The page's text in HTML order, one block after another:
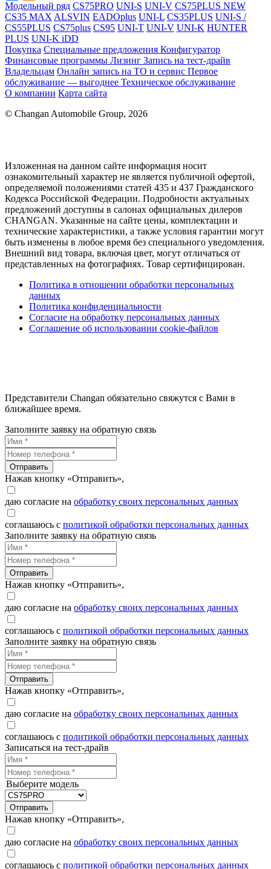
Модельный ряд CS75PRO UNI-S UNI-V CS75PLUS NEW
CS35 MAX ALSVIN EADOplus UNI-L CS35PLUS UNI-S /
CS55PLUS CS75plus CS95 UNI-T UNI-V UNI-K HUNTER
PLUS UNI-K iDD
Покупка Специальные предложения Конфигуратор
Финансовые программы Лизинг Запись на тест-драйв
Владельцам Онлайн запись на ТО и сервис Первое
обслуживание — выгоднее Техническое обслуживание
О компании Карта сайта
© Changan Automobile Group, 2026
Изложенная на данном сайте информация носит
ознакомительный характер не является публичной офертой,
определяемой положениями статей 435 и 437 Гражданского
Кодекса Российской Федерации. Подробности актуальных
предложений доступны в салонах официальных дилеров
CHANGAN. Указанные на сайте цены, комплектации и
технические характеристики, а также условия гарантии могут
быть изменены в любое время без специального уведомления.
Внешний вид товара, включая цвет, могут отличаться от
представленных на фотографиях. Товар сертифицирован.
Политика в отношении обработки персональных
данных
Политика конфиденциальности
Согласие на обработку персональных данных
Соглашение об использовании cookie-файлов
Представители Changan обязательно свяжутся с Вами в
ближайшее время.
Заполните заявку на обратную связь
Отправить
Нажав кнопку «Отправить»,
даю согласие на обработку своих персональных данных
соглашаюсь с политикой обработки персональных данных
Заполните заявку на обратную связь
Отправить
Нажав кнопку «Отправить»,
даю согласие на обработку своих персональных данных
соглашаюсь с политикой обработки персональных данных
Заполните заявку на обратную связь
Отправить
Нажав кнопку «Отправить»,
даю согласие на обработку своих персональных данных
соглашаюсь с политикой обработки персональных данных
Записаться на тест-драйв
Выберите модель
Отправить
Нажав кнопку «Отправить»,
даю согласие на обработку своих персональных данных
соглашаюсь с политикой обработки персональных данных